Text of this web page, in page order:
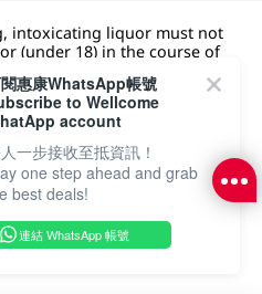
intoxicating liquor must not
(under 18) in the course of
，向未成年人 (18 歲以下人士)
售集團
The Dairy Farm Company
惠康WhatsApp帳號
to Wellcome
account
一步接收至抵資訊！
one step ahead and grab
best deals!
連結 WhatsApp 帳號